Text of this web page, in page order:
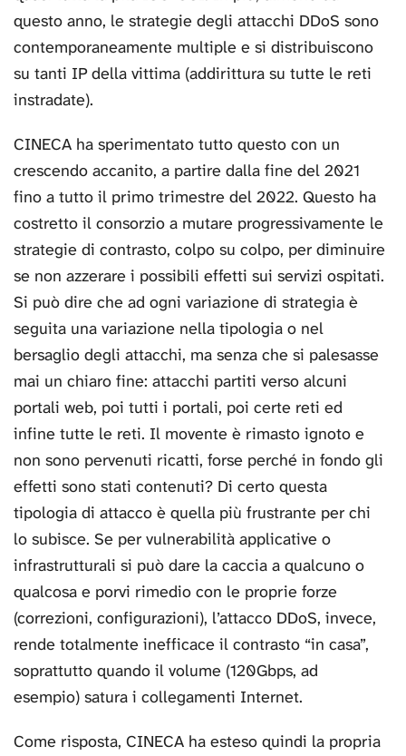
questo anno, le strategie degli attacchi DDoS sono
contemporaneamente multiple e si distribuiscono
su tanti IP della vittima (addirittura su tutte le reti
instradate).
CINECA ha sperimentato tutto questo con un
crescendo accanito, a partire dalla fine del 2021
fino a tutto il primo trimestre del 2022. Questo ha
costretto il consorzio a mutare progressivamente le
strategie di contrasto, colpo su colpo, per diminuire
se non azzerare i possibili effetti sui servizi ospitati.
Si può dire che ad ogni variazione di strategia è
seguita una variazione nella tipologia o nel
bersaglio degli attacchi, ma senza che si palesasse
mai un chiaro fine: attacchi partiti verso alcuni
portali web, poi tutti i portali, poi certe reti ed
infine tutte le reti. Il movente è rimasto ignoto e
non sono pervenuti ricatti, forse perché in fondo gli
effetti sono stati contenuti? Di certo questa
tipologia di attacco è quella più frustrante per chi
lo subisce. Se per vulnerabilità applicative o
infrastrutturali si può dare la caccia a qualcuno o
qualcosa e porvi rimedio con le proprie forze
(correzioni, configurazioni), l’attacco DDoS, invece,
rende totalmente inefficace il contrasto “in casa”,
soprattutto quando il volume (120Gbps, ad
esempio) satura i collegamenti Internet.
Come risposta, CINECA ha esteso quindi la propria